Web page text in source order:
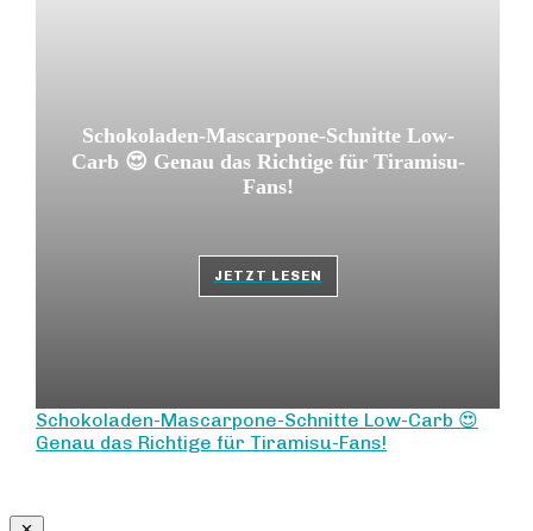
Schokoladen-Mascarpone-Schnitte Low-
Carb 😍 Genau das Richtige für Tiramisu-
Fans!
JETZT LESEN
Schokoladen-Mascarpone-Schnitte Low-Carb 😍
Genau das Richtige für Tiramisu-Fans!